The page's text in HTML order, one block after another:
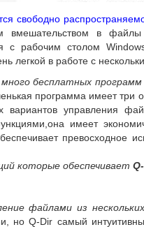
свободно
вмешательством в
с рабочим столом
легкой в работе с
бесплатных программ
программа имеет три
вариантов управления
имеет
превосходное
которые обеспечивает
файлами из
но Q-Dir самый